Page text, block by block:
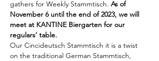
gathers for Weekly Stammtisch. As of
November 6 until the end of 2023, we will
meet at KANTINE Biergarten for our
regulars’ table.
Our Cincideutsch Stammtisch it is a twist
on the traditional German Stammtisch,